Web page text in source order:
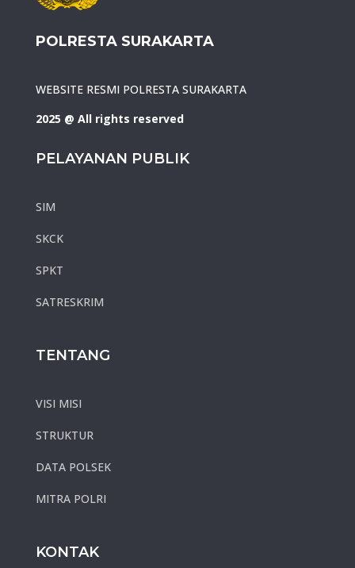
POLRESTA SURAKARTA
WEBSITE RESMI POLRESTA SURAKARTA
2025 @ All rights reserved
PELAYANAN PUBLIK
SIM
SKCK
SPKT
SATRESKRIM
TENTANG
VISI MISI
STRUKTUR
DATA POLSEK
MITRA POLRI
KONTAK